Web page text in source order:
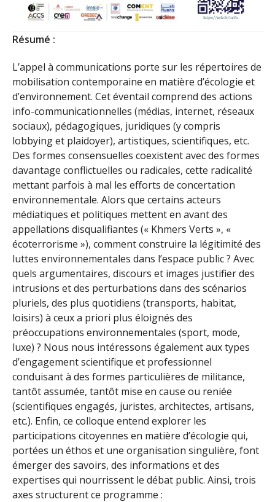
Résumé :
L’appel à communications porte sur les répertoires de
mobilisation contemporaine en matière d’écologie et
d’environnement. Cet éventail comprend des actions
info-communicationnelles (médias, internet, réseaux
sociaux), pédagogiques, juridiques (y compris
lobbying et plaidoyer), artistiques, scientifiques, etc.
Des formes consensuelles coexistent avec des formes
davantage conflictuelles ou radicales, cette radicalité
mettant parfois à mal les efforts de concertation
environnementale. Alors que certains acteurs
médiatiques et politiques mettent en avant des
appellations disqualifiantes (« Khmers Verts », «
écoterrorisme »), comment construire la légitimité des
luttes environnementales dans l’espace public ? Avec
quels argumentaires, discours et images justifier des
intrusions et des perturbations dans des scénarios
pluriels, des plus quotidiens (transports, habitat,
loisirs) à ceux a priori plus éloignés des
préoccupations environnementales (sport, mode,
luxe) ? Nous nous intéressons également aux types
d’engagement scientifique et professionnel
conduisant à des formes particulières de militance,
tantôt assumée, tantôt mise en cause ou reniée
(scientifiques engagés, juristes, architectes, artisans,
etc.). Enfin, ce colloque entend explorer les
participations citoyennes en matière d’écologie qui,
portées un éthos et une organisation singulière, font
émerger des savoirs, des informations et des
expertises qui nourrissent le débat public. Ainsi, trois
axes structurent ce programme :